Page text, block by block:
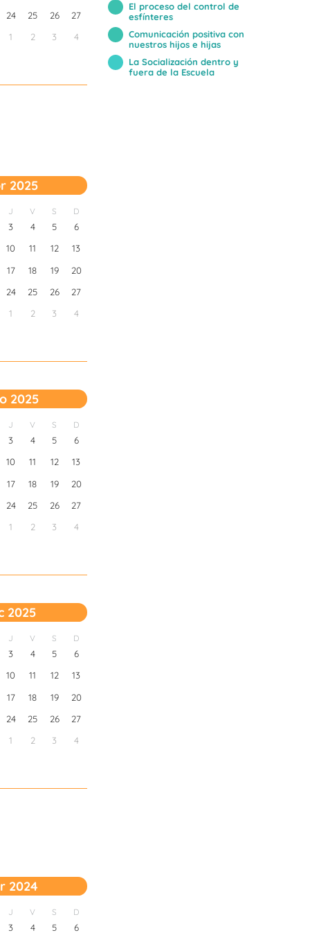
24
25 26
27
1
2 3 4
El proceso del control de
esfínteres
Comunicación positiva con
nuestros hijos e hijas
La Socialización dentro y
fuera de la Escuela
2025
J V S D
3 4 5
6
10
11 12
13
17
18 19
20
24
25 26
27
1
2 3 4
2025
J V S D
3 4 5
6
10
11 12
13
17
18 19
20
24
25 26
27
1
2 3 4
2025
J V S D
3 4 5
6
10
11 12
13
17
18 19
20
24
25 26
27
1
2 3 4
2024
J V S D
3 4 5 6